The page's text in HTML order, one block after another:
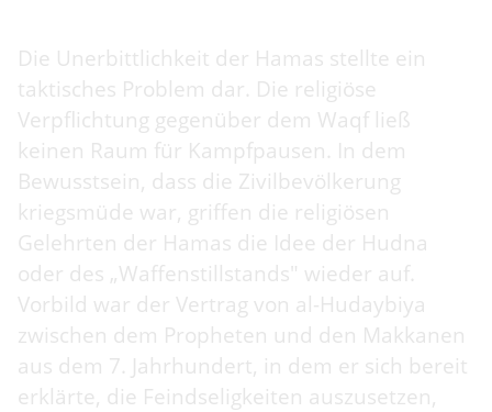
Die Unerbittlichkeit der Hamas stellte ein
taktisches Problem dar. Die religiöse
Verpflichtung gegenüber dem Waqf ließ
keinen Raum für Kampfpausen. In dem
Bewusstsein, dass die Zivilbevölkerung
kriegsmüde war, griffen die religiösen
Gelehrten der Hamas die Idee der Hudna
oder des „Waffenstillstands" wieder auf.
Vorbild war der Vertrag von al-Hudaybiya
zwischen dem Propheten und den Makkanen
aus dem 7. Jahrhundert, in dem er sich bereit
erklärte, die Feindseligkeiten auszusetzen,